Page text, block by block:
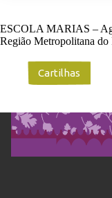
ESCOLA MARIAS –
Região Metropolitana do
Cartilhas